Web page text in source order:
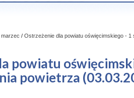
marzec / Ostrzeżenie dla powiatu oświęcimskiego -
powiatu
powietrza